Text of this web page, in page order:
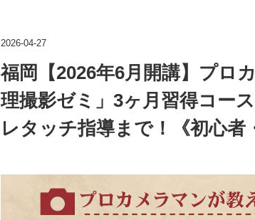
2026-04-27
福岡【2026年6月開講】プロ
理撮影ゼミ」3ヶ月習得コー
レタッチ指導まで！《初心者